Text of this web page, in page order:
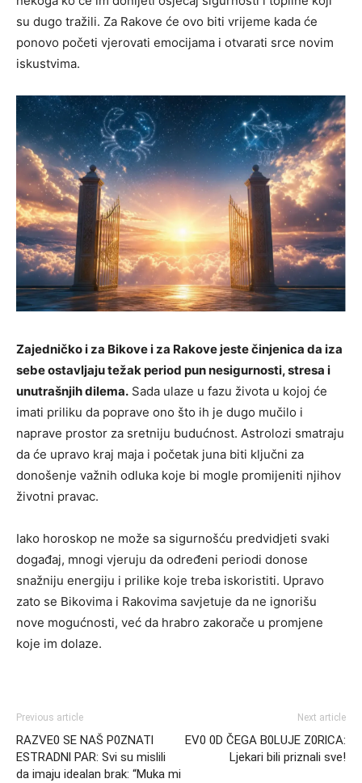
su dugo tražili. Za Rakove će ovo biti vrijeme kada će
ponovo početi vjerovati emocijama i otvarati srce novim
iskustvima.
Zajedničko i za Bikove i za Rakove jeste činjenica da iza
sebe ostavljaju težak period pun nesigurnosti, stresa i
unutrašnjih dilema. Sada ulaze u fazu života u kojoj će
imati priliku da poprave ono što ih je dugo mučilo i
naprave prostor za sretniju budućnost. Astrolozi smatraju
da će upravo kraj maja i početak juna biti ključni za
donošenje važnih odluka koje bi mogle promijeniti njihov
životni pravac.
Iako horoskop ne može sa sigurnošću predvidjeti svaki
događaj, mnogi vjeruju da određeni periodi donose
snažniju energiju i prilike koje treba iskoristiti. Upravo
zato se Bikovima i Rakovima savjetuje da ne ignorišu
nove mogućnosti, već da hrabro zakorače u promjene
koje im dolaze.
Previous article
RAZVE0 SE NAŠ P0ZNATl
ESTRADNl PAR: Svi su mislili
da imaju idealan brak: “Muka mi
Next article
EV0 0D ČEGA B0LUJE Z0RlCA:
Ljekari bili priznali sve!